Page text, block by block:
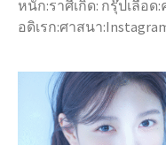
หนัก:ราศีเกิด: กรุ๊ปเลือ
อดิเรก:ศาสนา